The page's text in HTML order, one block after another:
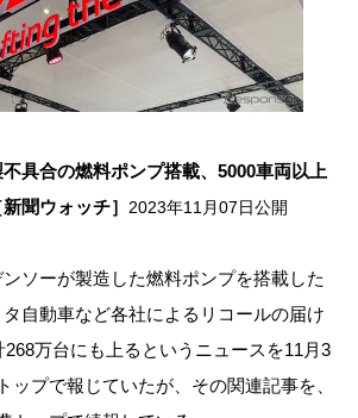
具合の燃料ポンプ搭載、5000車両以上
聞ウォッチ］ 2023年11月07日公開
ソーが製造した燃料ポンプを搭載した
自動車など各社によるリコールの届け
268万台にも上るというニュースを11月3
ップで報じていたが、その関連記事を、